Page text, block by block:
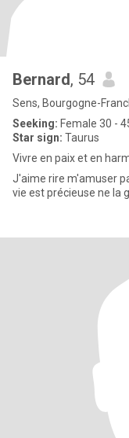
Bernard, 54
Sens, Bourgogne-
Seeking: Female 30 -
Star sign: Taurus
Vivre en paix et en
J'aime rire m'amuser
vie est précieuse ne la